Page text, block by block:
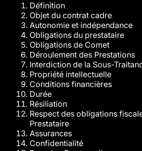
Définition
Objet du contrat cadre
Autonomie et indépendance
Obligations du prestataire
Obligations de Comet
Déroulement des Prestations
Interdiction de la Sous-
Propriété intellectuelle
Conditions financières
Durée
Résiliation
Respect des obligations
Prestataire
Assurances
Confidentialité